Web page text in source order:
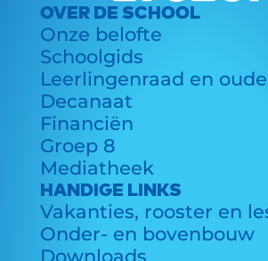
OVER DE SCHOOL
Onze belofte
Schoolgids
Leerlingenraad en
Decanaat
Financiën
Groep 8
Mediatheek
HANDIGE LINKS
Vakanties, rooster en
Onder- en bovenbouw
Downloads